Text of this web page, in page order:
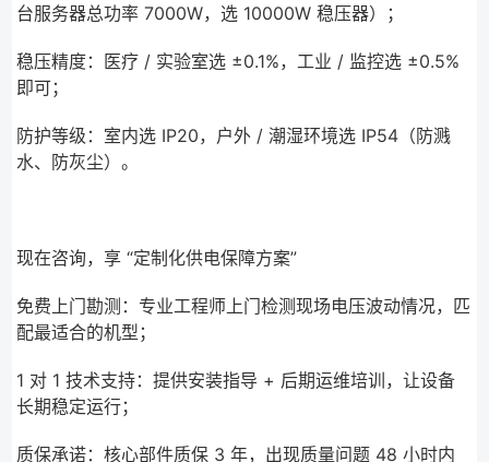
台服务器总功率 7000W，选 10000W 稳压器）；
稳压精度：医疗 / 实验室选 ±0.1%，工业 / 监控选 ±0.5%
即可；
防护等级：室内选 IP20，户外 / 潮湿环境选 IP54（防溅
水、防灰尘）。
现在咨询，享 “定制化供电保障方案”
免费上门勘测：专业工程师上门检测现场电压波动情况，匹
配最适合的机型；
1 对 1 技术支持：提供安装指导 + 后期运维培训，让设备
长期稳定运行；
质保承诺：核心部件质保 3 年，出现质量问题 48 小时内